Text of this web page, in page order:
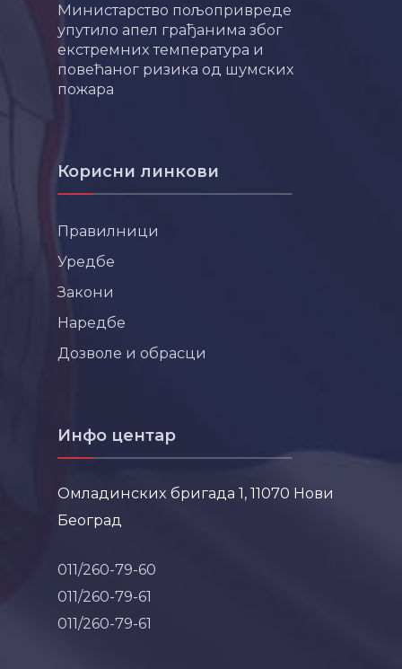
Министарство пољопривреде
упутило апел грађанима због
екстремних температура и
повећаног ризика од шумских
пожара
Корисни линкови
Правилници
Уредбе
Закони
Наредбе
Дозволе и обрасци
Инфо центар
Омладинских бригада 1, 11070 Нови
Београд
011/260-79-60
011/260-79-61
011/260-79-61